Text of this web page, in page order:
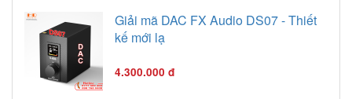
cùng chất âm được
Giải mã DAC FX Audio DS07 - Thiết
kế mới lạ
4.300.000 đ